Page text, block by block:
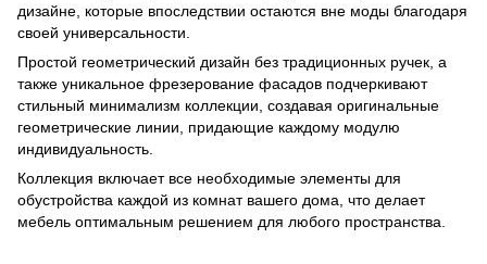
дизайне, которые впоследствии остаются вне моды благодаря
своей универсальности.
Простой геометрический дизайн без традиционных ручек, а
также уникальное фрезерование фасадов подчеркивают
стильный минимализм коллекции, создавая оригинальные
геометрические линии, придающие каждому модулю
индивидуальность.
Коллекция включает все необходимые элементы для
обустройства каждой из комнат вашего дома, что делает
мебель оптимальным решением для любого пространства.